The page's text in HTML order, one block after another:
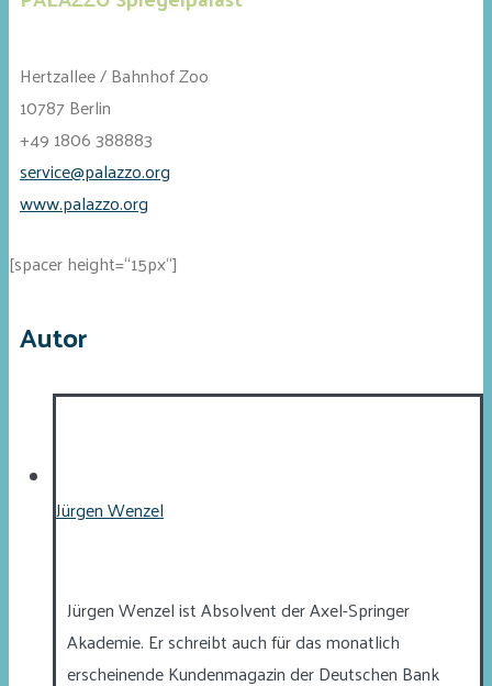
Hertzallee / Bahnhof Zoo
10787 Berlin
+49 1806 388883
service@palazzo.org
www.palazzo.org
[spacer height=“15px“]
Autor
Jürgen Wenzel
Jürgen Wenzel ist Absolvent der Axel-Springer
Akademie. Er schreibt auch für das monatlich
erscheinende Kundenmagazin der Deutschen Bank